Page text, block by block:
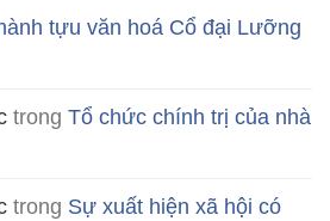
tựu văn hoá Cổ đại Lưỡng
trong Tổ chức chính trị của nhà
trong Sự xuất hiện xã hội có